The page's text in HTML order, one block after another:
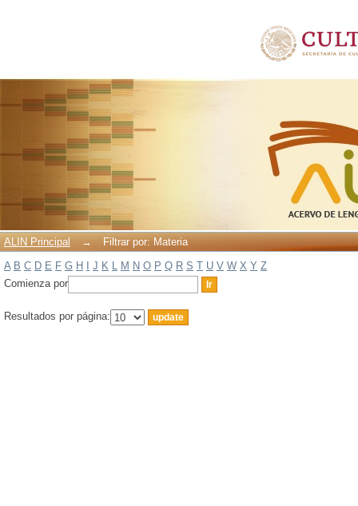
ALIN Principal →
Filtrar por: Materia
A B C D E F G H J K L M N O P Q R S T U V W X Y Z
Comienza por
Resultados por página: